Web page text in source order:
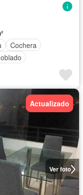
Cochera
Ver foto
Actualizado